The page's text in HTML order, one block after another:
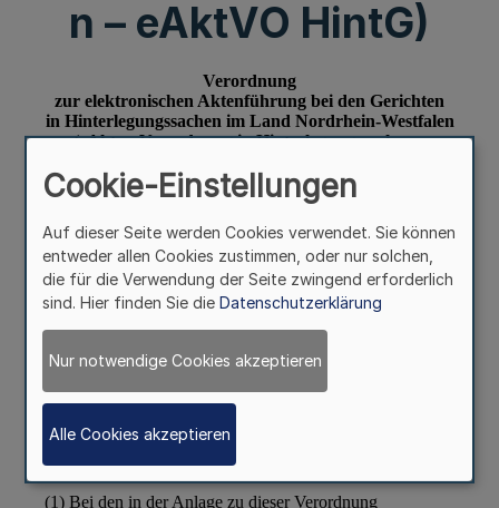
n – eAktVO HintG)
Cookie-Einstellungen
Auf dieser Seite werden Cookies verwendet. Sie können
entweder allen Cookies zustimmen, oder nur solchen,
die für die Verwendung der Seite zwingend erforderlich
sind. Hier finden Sie die Datenschutzerklärung
Nur notwendige Cookies akzeptieren
Alle Cookies akzeptieren